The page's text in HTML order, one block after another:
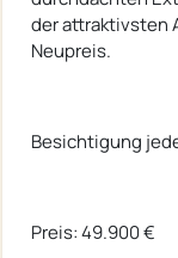
der attraktivsten
Neupreis.
Besichtigung
Preis: 49.900 €